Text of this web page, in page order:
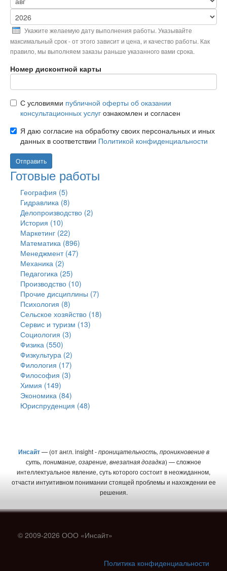
файлов:
gif
jpg
jpeg
png
bmp
tif
html
odf
doc
docx
pptx
xls
xlsx
rar
zip
7z
odt
ods
odp
Месяц
Год Укажите желаемую дату выполнения работы. Указывайте
максимальный срок - от этого зависит и цена, и качество работы. Как
правило, мы выполняем заказы раньше указанного вами срока.
Номер дисконтной карты
С условиями публичной оферты об оказании
консультационных услуг ознакомлен и согласен
с
офертой
*
Я даю согласие на обработку своих персональных и иных
данных в соответствии Политикой конфиденциальности
Согласие
на
обработку
персональных
данных
Отправить
Готовые работы
География (5)
Гидравлика (8)
Делопроизводство (2)
История (10)
Маркетинг (22)
Математика (896)
Менеджмент (47)
Механика (2)
Педагогика (25)
Производство (10)
Прочие дисциплины (7)
Психология (8)
Сельское хозяйство (18)
Сервис и туризм (13)
Социология (3)
Физика (550)
Физкультура (2)
Филология (17)
Философия (3)
Химия (149)
Экономика (84)
Юриспруденция (48)
Инсайт — (от англ. insight -проницательность, проникновение в
суть, понимание, озарение, внезапная догадка) — сложное
интеллектуальное явление, суть которого состоит в неожиданном,
отчасти интуитивном понимании стоящей проблемы и нахождении ее
решения.
© 2009-2026 ООО «Инсайт»
Политика конфиденциальности